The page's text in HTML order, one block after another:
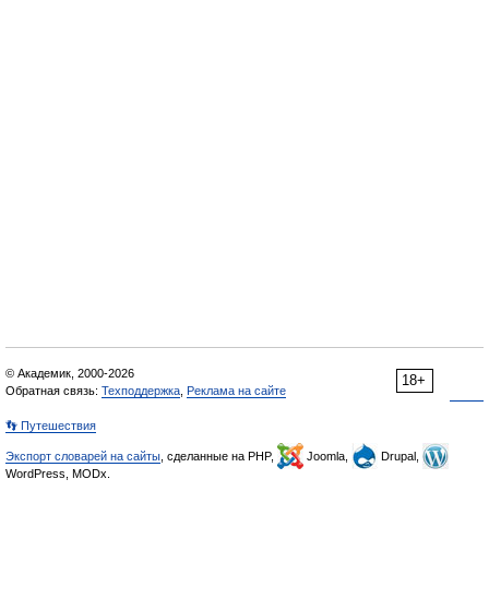
18+
© Академик, 2000-2026
Обратная связь: Техподдержка Реклама на сайте
👣 Путешествия
Экспорт словарей на сайты , сделанные на PHP, Joomla,
Drupal,
WordPress, MODx.